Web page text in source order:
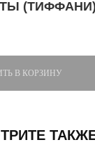
(ТИФФАНИ)
В КОРЗИНУ